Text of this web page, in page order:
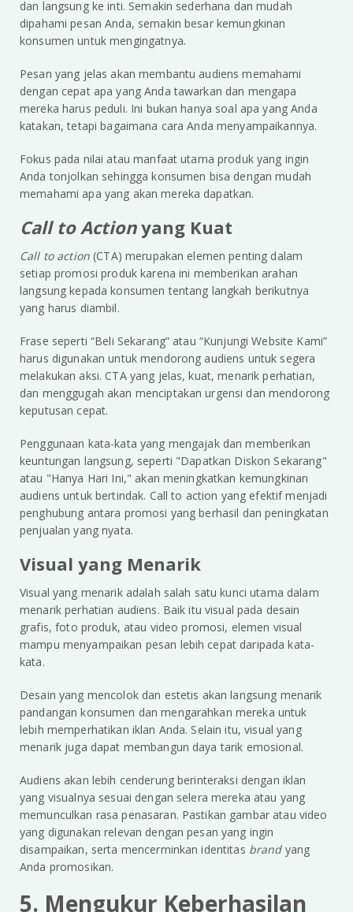
dan langsung ke inti. Semakin sederhana dan mudah
dipahami pesan Anda, semakin besar kemungkinan
konsumen untuk mengingatnya.
Pesan yang jelas akan membantu audiens memahami
dengan cepat apa yang Anda tawarkan dan mengapa
mereka harus peduli. Ini bukan hanya soal apa yang Anda
katakan, tetapi bagaimana cara Anda menyampaikannya.
Fokus pada nilai atau manfaat utama produk yang ingin
Anda tonjolkan sehingga konsumen bisa dengan mudah
memahami apa yang akan mereka dapatkan.
Call to Actionyang Kuat
Call to action(CTA) merupakan elemen penting dalam
setiap promosi produk karena ini memberikan arahan
langsung kepada konsumen tentang langkah berikutnya
yang harus diambil.
Frase seperti “Beli Sekarang” atau “Kunjungi Website Kami”
harus digunakan untuk mendorong audiens untuk segera
melakukan aksi. CTA yang jelas, kuat, menarik perhatian,
dan menggugah akan menciptakan urgensi dan mendorong
keputusan cepat.
Penggunaan kata-kata yang mengajak dan memberikan
keuntungan langsung, seperti "Dapatkan Diskon Sekarang"
atau "Hanya Hari Ini," akan meningkatkan kemungkinan
audiens untuk bertindak. Call to action yang efektif menjadi
penghubung antara promosi yang berhasil dan peningkatan
penjualan yang nyata.
Visual yang Menarik
Visual yang menarik adalah salah satu kunci utama dalam
menarik perhatian audiens. Baik itu visual pada desain
grafis, foto produk, atau video promosi, elemen visual
mampu menyampaikan pesan lebih cepat daripada kata-
kata.
Desain yang mencolok dan estetis akan langsung menarik
pandangan konsumen dan mengarahkan mereka untuk
lebih memperhatikan iklan Anda. Selain itu, visual yang
menarik juga dapat membangun daya tarik emosional.
Audiens akan lebih cenderung berinteraksi dengan iklan
yang visualnya sesuai dengan selera mereka atau yang
memunculkan rasa penasaran. Pastikan gambar atau video
yang digunakan relevan dengan pesan yang ingin
disampaikan, serta mencerminkan identitas brandyang
Anda promosikan.
5. Mengukur Keberhasilan